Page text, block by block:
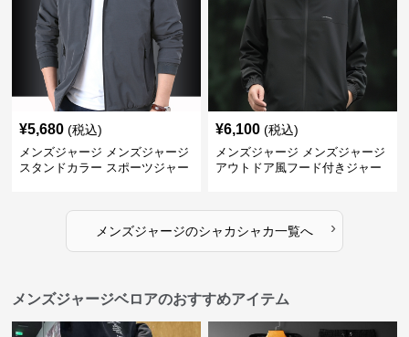
¥5,680 (税込)
メンズジャージ メンズジャージ
スタンドカラー スポーツジャー
¥6,100 (税込)
メンズジャージ メンズジャージ
アウトドア風フード付きジャー
メンズジャージのシャカシャカ一覧へ ›
メンズジャージベロアのおすすめアイテム